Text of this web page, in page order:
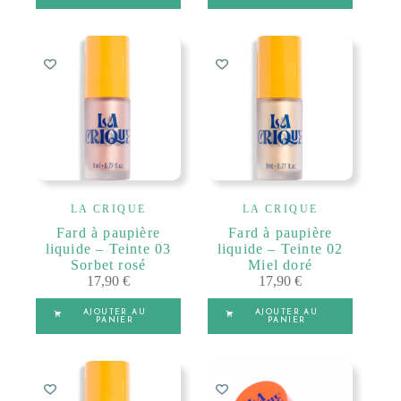
LA CRIQUE
Fard à paupière
liquide – Teinte 03
Sorbet rosé
17,90€
AJOUTER AU
PANIER
LA CRIQUE
Fard à paupière
liquide – Teinte 02
Miel doré
17,90€
AJOUTER AU
PANIER